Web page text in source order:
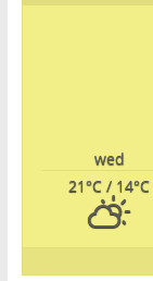
wed
21°C / 14°C